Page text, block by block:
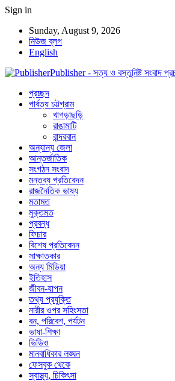
Sign in
Sunday, August 9, 2026
নিউজ ব্লগ
English
Publisher - সত্য ও বস্তুনিষ্ট সংবাদ
প্রচ্ছদ
পার্বত্য চট্টগ্রাম
খাগড়াছড়ি
রাঙামাটি
বান্দরবান
অন্যান্য জেলা
আন্তর্জাতিক
সংগঠন সংবাদ
মন্তব্য প্রতিবেদন
রাজনৈতিক ভাষ্য
মতামত
মুক্তমত
প্রবন্ধ
ফিচার
বিশেষ প্রতিবেদন
সাক্ষাতকার
অন্য মিডিয়া
ইতিহাস
জীবন-যাপন
তথ্য প্রযুক্তি
নারীর ওপর সহিংসতা
বন, পরিবেশ, পর্যটন
ভাষা-শিক্ষা
ভিডিও
মানবাধিকার লঙ্ঘন
ফেসবুক থেকে
স্বাস্থ্য, চিকিৎসা